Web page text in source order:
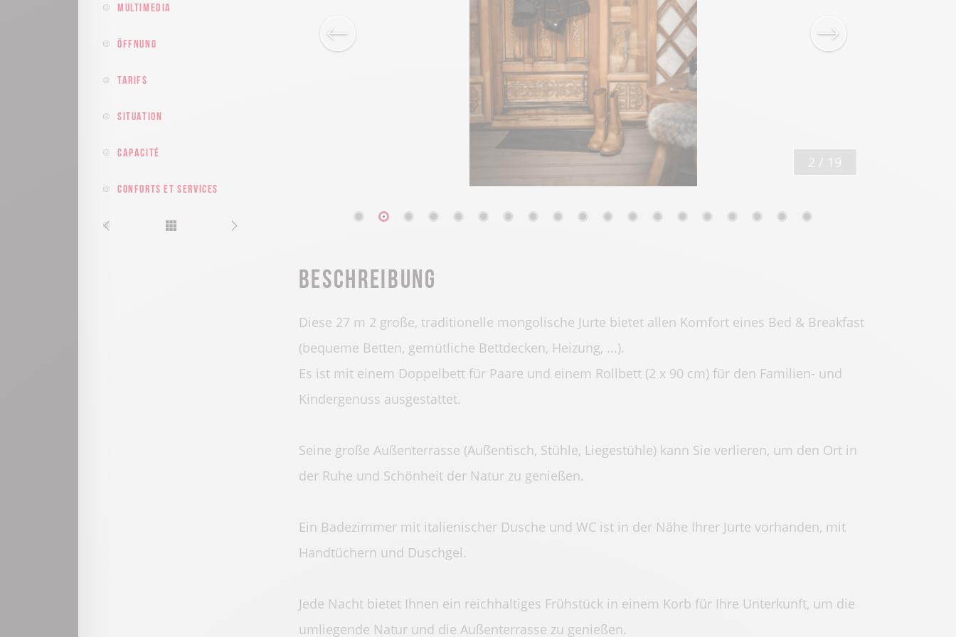
Multimedia
Öffnung
Tarifs
Situation
Capacité
Conforts et services
2 / 19
Beschreibung
Diese 27 m 2 große, traditionelle mongolische Jurte bietet allen Komfort eines Bed & Breakfast
(bequeme Betten, gemütliche Bettdecken, Heizung, ...).
Es ist mit einem Doppelbett für Paare und einem Rollbett (2 x 90 cm) für den Familien- und
Kindergenuss ausgestattet.
Seine große Außenterrasse (Außentisch, Stühle, Liegestühle) kann Sie verlieren, um den Ort in
der Ruhe und Schönheit der Natur zu genießen.
Ein Badezimmer mit italienischer Dusche und WC ist in der Nähe Ihrer Jurte vorhanden, mit
Handtüchern und Duschgel.
Jede Nacht bietet Ihnen ein reichhaltiges Frühstück in einem Korb für Ihre Unterkunft, um die
umliegende Natur und die Außenterrasse zu genießen.